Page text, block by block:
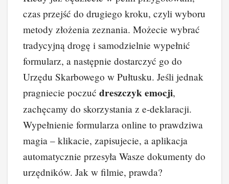
czas przejść do drugiego kroku, czyli wyboru
metody złożenia zeznania. Możecie wybrać
tradycyjną drogę i samodzielnie wypełnić
formularz, a następnie dostarczyć go do
Urzędu Skarbowego w Pułtusku. Jeśli jednak
pragniecie poczuć dreszczyk emocji,
zachęcamy do skorzystania z e-deklaracji.
Wypełnienie formularza online to prawdziwa
magia – klikacie, zapisujecie, a aplikacja
automatycznie przesyła Wasze dokumenty do
urzędników. Jak w filmie, prawda?